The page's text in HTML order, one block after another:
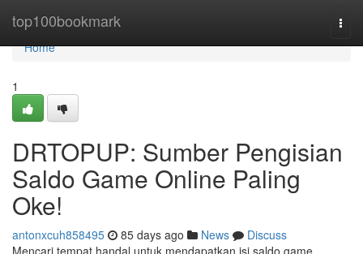
top100bookmark
Home
Home
1
DRTOPUP: Sumber Pengisian
Saldo Game Online Paling
Oke!
antonxcuh858495 85 days ago News
Discuss
Mencari tempat handal untuk mendapatkan isi saldo game